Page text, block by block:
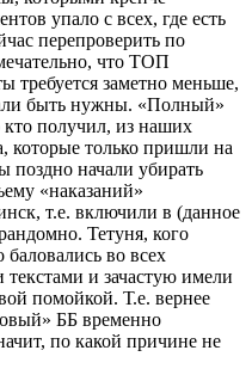
упало с всех, где есть
перепроверить по
что ТОП
требуется заметно меньше,
быть нужны. «Полный»
получил, из наших
которые только пришли на
поздно начали убирать
«наказаний»
т.е. включили в (данное
Тетуня, кого
баловались во всех
и зачастую имели
помойкой. Т.е. вернее
ББ временно
по какой причине не